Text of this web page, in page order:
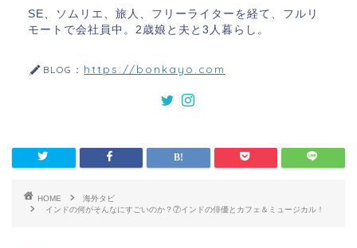
SE、ソムリエ、旅人、フリーライターを経て、フルリ
モートで会社員中。2歳娘と夫と3人暮らし。
BLOG： https://bonkayo.com
HOME
海外タビ
インドの何がそんなにすごいのか？⑦インドの俳優とカフェ＆ミュージカル！